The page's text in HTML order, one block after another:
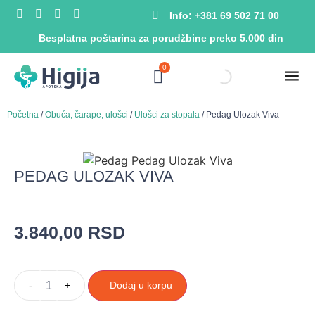
Besplatna poštarina za porudžbine preko 5.000 din
Info: +381 69 502 71 00
0
Početna /Obuća, čarape, ulošci / Ulošci za stopala / Pedag Ulozak Viva
PEDAG ULOZAK VIVA
3.840,00 RSD
- + Dodaj u korpu